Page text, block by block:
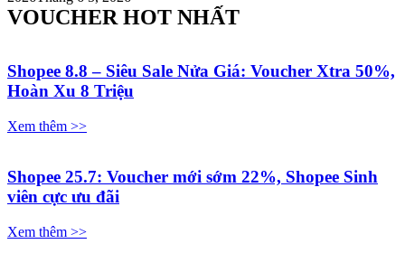
VOUCHER HOT NHẤT
Shopee 8.8 – Siêu Sale Nửa Giá: Voucher Xtra 50%,
Hoàn Xu 8 Triệu
Xem thêm >>
Shopee 25.7: Voucher mới sớm 22%, Shopee Sinh
viên cực ưu đãi
Xem thêm >>